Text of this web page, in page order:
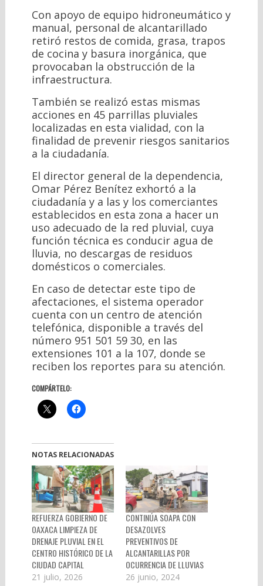
Con apoyo de equipo hidroneumático y
manual, personal de alcantarillado
retiró restos de comida, grasa, trapos
de cocina y basura inorgánica, que
provocaban la obstrucción de la
infraestructura.
También se realizó estas mismas
acciones en 45 parrillas pluviales
localizadas en esta vialidad, con la
finalidad de prevenir riesgos sanitarios
a la ciudadanía.
El director general de la dependencia,
Omar Pérez Benítez exhortó a la
ciudadanía y a las y los comerciantes
establecidos en esta zona a hacer un
uso adecuado de la red pluvial, cuya
función técnica es conducir agua de
lluvia, no descargas de residuos
domésticos o comerciales.
En caso de detectar este tipo de
afectaciones, el sistema operador
cuenta con un centro de atención
telefónica, disponible a través del
número 951 501 59 30, en las
extensiones 101 a la 107, donde se
reciben los reportes para su atención.
COMPÁRTELO:
NOTAS RELACIONADAS
REFUERZA GOBIERNO DE
OAXACA LIMPIEZA DE
DRENAJE PLUVIAL EN EL
CENTRO HISTÓRICO DE LA
CIUDAD CAPITAL
21 julio, 2026
CONTINÚA SOAPA CON
DESAZOLVES
PREVENTIVOS DE
ALCANTARILLAS POR
OCURRENCIA DE LLUVIAS
26 junio, 2024